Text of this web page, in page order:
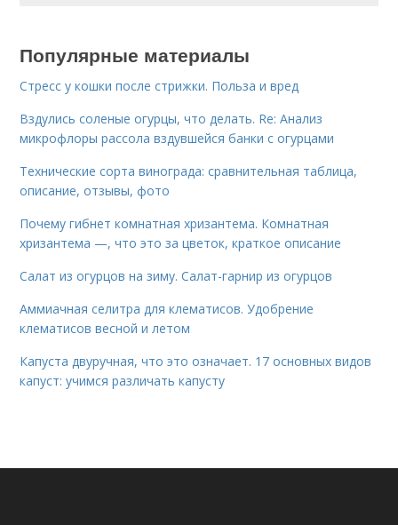
Популярные материалы
Стресс у кошки после стрижки. Польза и вред
Вздулись соленые огурцы, что делать. Re: Анализ
микрофлоры рассола вздувшейся банки с огурцами
Технические сорта винограда: сравнительная таблица,
описание, отзывы, фото
Почему гибнет комнатная хризантема. Комнатная
хризантема —, что это за цветок, краткое описание
Салат из огурцов на зиму. Салат-гарнир из огурцов
Аммиачная селитра для клематисов. Удобрение
клематисов весной и летом
Капуста двуручная, что это означает. 17 основных видов
капуст: учимся различать капусту